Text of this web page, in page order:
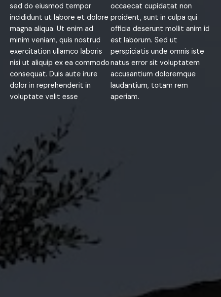
sed do eiusmod tempor
incididunt ut labore et dolore
magna aliqua. Ut enim ad
minim veniam, quis nostrud
exercitation ullamco laboris
nisi ut aliquip ex ea commodo
consequat. Duis aute irure
dolor in reprehenderit in
voluptate velit esse
occaecat cupidatat non
proident, sunt in culpa qui
officia deserunt mollit anim id
est laborum. Sed ut
perspiciatis unde omnis iste
natus error sit voluptatem
accusantium doloremque
laudantium, totam rem
aperiam.